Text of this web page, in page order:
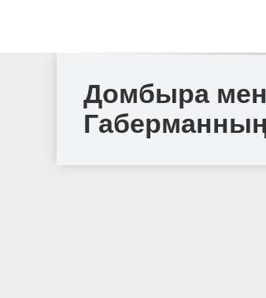
Домбыра мен